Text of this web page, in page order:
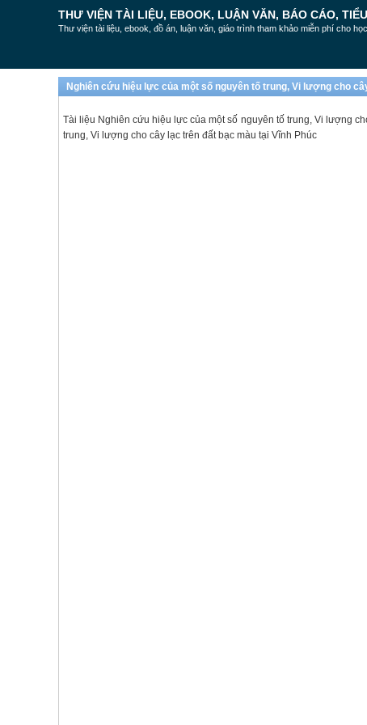
THƯ VIỆN TÀI LIỆU, EBOOK, LUẬN VĂN, BÁO CÁO,
Thư viện tài liệu, ebook, đồ án, luận văn, giáo trình tham khảo miễn phí cho
Nghiên cứu hiệu lực của một số nguyên tố trung, Vi lượng cho
Tài liệu Nghiên cứu hiệu lực của một số nguyên tố trung, Vi lượng
trung, Vi lượng cho cây lạc trên đất bạc màu tại Vĩnh Phúc